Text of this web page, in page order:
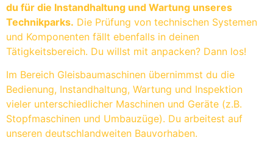
du für die Instandhaltung und Wartung unseres
Technikparks. Die Prüfung von technischen Systemen
und Komponenten fällt ebenfalls in deinen
Tätigkeitsbereich. Du willst mit anpacken? Dann los!
Im Bereich Gleisbaumaschinen übernimmst du die
Bedienung, Instandhaltung, Wartung und Inspektion
vieler unterschiedlicher Maschinen und Geräte (z.B.
Stopfmaschinen und Umbauzüge). Du arbeitest auf
unseren deutschlandweiten Bauvorhaben.